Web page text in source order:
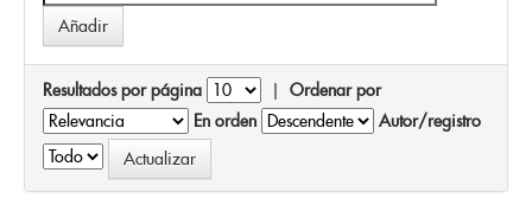
Resultados por página | Ordenar por
En orden
Autor/registro